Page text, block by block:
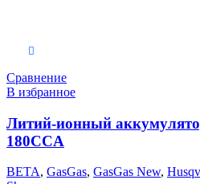
Сравнение
В избранное
Литий-ионный
180CCA
BETA, GasGas, GasGas New,